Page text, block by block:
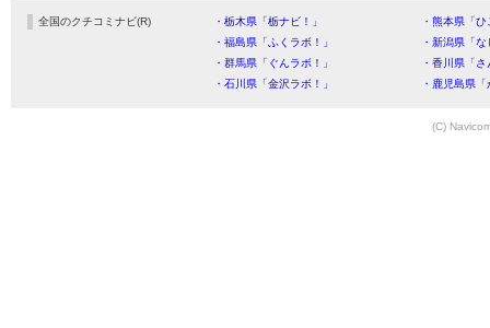
全国のクチコミナビ(R) ・栃木県「栃ナビ！」
・熊本県「
・福島県「ふくラボ！」
・新潟県「
・群馬県「ぐんラボ！」
・香川県「
・石川県「金沢ラボ！」
・鹿児島県
(C)